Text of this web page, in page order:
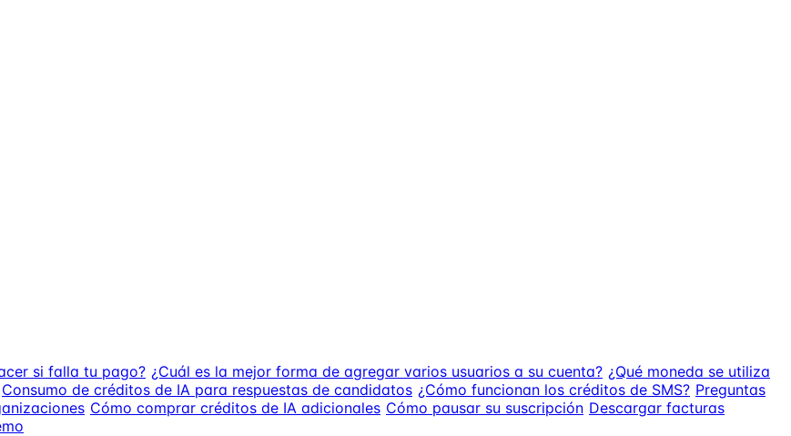
si falla tu pago? ¿Cuál es la mejor forma de agregar varios usuarios a su cuenta? ¿Qué moneda se utiliza
Consumo de créditos de IA para respuestas de candidatos ¿Cómo funcionan los créditos de SMS? Preguntas
Cómo comprar créditos de IA adicionales Cómo pausar su suscripción Descargar facturas